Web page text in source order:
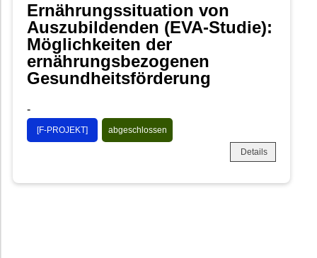
Ernährungssituation von
Auszubildenden (EVA-Studie):
Möglichkeiten der
ernährungsbezogenen
Gesundheitsförderung
-
[F-PROJEKT] abgeschlossen
Details